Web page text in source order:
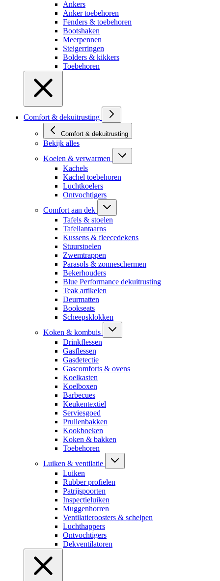
Ankers
Anker toebehoren
Fenders & toebehoren
Bootshaken
Meerpennen
Steigerringen
Bolders & kikkers
Toebehoren
Comfort & dekuitrusting
Comfort & dekuitrusting
Bekijk alles
Koelen & verwarmen
Kachels
Kachel toebehoren
Luchtkoelers
Ontvochtigers
Comfort aan dek
Tafels & stoelen
Tafellantaarns
Kussens & fleecedekens
Stuurstoelen
Zwemtrappen
Parasols & zonneschermen
Bekerhouders
Blue Performance dekuitrusting
Teak artikelen
Deurmatten
Bookseats
Scheepsklokken
Koken & kombuis
Drinkflessen
Gasflessen
Gasdetectie
Gascomforts & ovens
Koelkasten
Koelboxen
Barbecues
Keukentextiel
Serviesgoed
Prullenbakken
Kookboeken
Koken & bakken
Toebehoren
Luiken & ventilatie
Luiken
Rubber profielen
Patrijspoorten
Inspectieluiken
Muggenhorren
Ventilatieroosters & schelpen
Luchthappers
Ontvochtigers
Dekventilatoren